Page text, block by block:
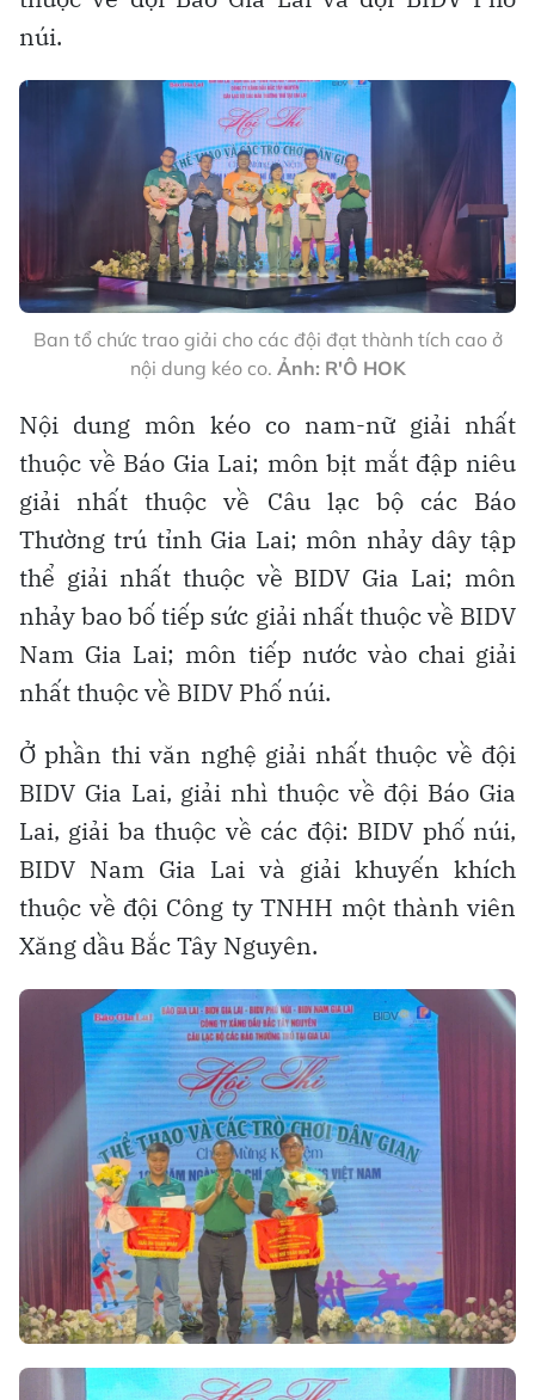
núi.
Ban tổ chức trao giải cho các đội đạt thành tích cao ở
nội dung kéo co. Ảnh: R'Ô HOK
Nội dung môn kéo co nam-nữ giải nhất
thuộc về Báo Gia Lai; môn bịt mắt đập niêu
giải nhất thuộc về Câu lạc bộ các Báo
Thường trú tỉnh Gia Lai; môn nhảy dây tập
thể giải nhất thuộc về BIDV Gia Lai; môn
nhảy bao bố tiếp sức giải nhất thuộc về BIDV
Nam Gia Lai; môn tiếp nước vào chai giải
nhất thuộc về BIDV Phố núi.
Ở phần thi văn nghệ giải nhất thuộc về đội
BIDV Gia Lai, giải nhì thuộc về đội Báo Gia
Lai, giải ba thuộc về các đội: BIDV phố núi,
BIDV Nam Gia Lai và giải khuyến khích
thuộc về đội Công ty TNHH một thành viên
Xăng dầu Bắc Tây Nguyên.